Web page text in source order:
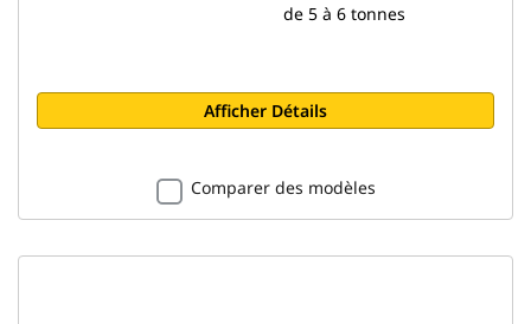
de 5 à 6 tonnes
Afficher Détails
Comparer des modèles